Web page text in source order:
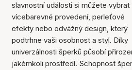
slavnostní události si můžete vybrat
vícebarevné provedení, perleťové
efekty nebo odvážný design, který
podtrhne vaši osobnost a styl. Díky
univerzálnosti šperků působí
jakémkoli prostředí. Schopnost